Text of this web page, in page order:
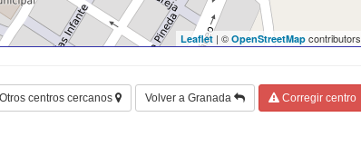
Leaflet | © OpenStreetMap contributors
Otros centros cercanos Volver a Granada Corregir centro